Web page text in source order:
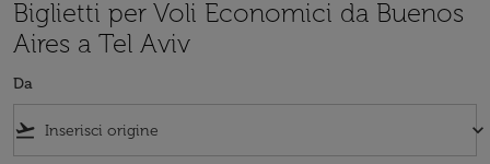
Biglietti per Voli Economici da Buenos
Aires a Tel Aviv
Da
flight_takeoff keyboard_arrow_down